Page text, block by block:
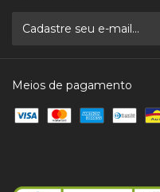
Meios de pagamento